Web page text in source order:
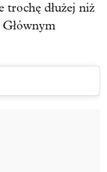
trochę dłużej niż